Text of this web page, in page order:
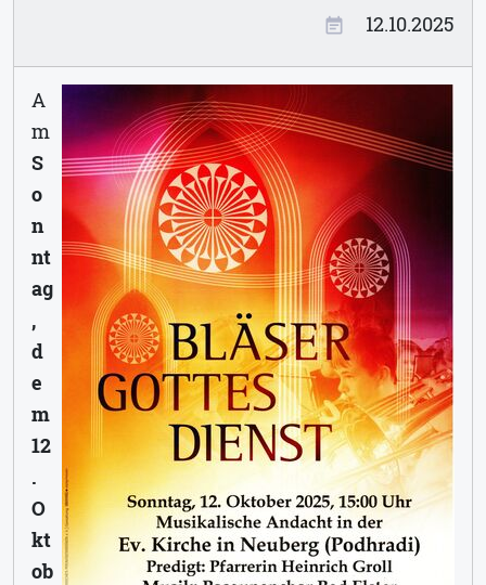
event_note 12.10.2025
A
m
S
o
n
nt
ag
,
d
e
m
12
.
O
kt
ob